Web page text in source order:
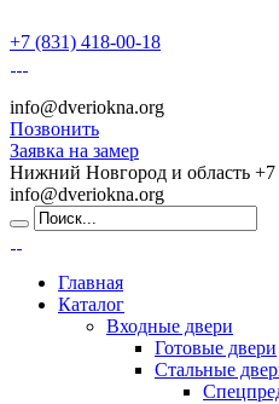
+7 (831) 418-00-18
info@dveriokna.org
Позвонить
Заявка на замер
Нижний Новгород и область +7
info@dveriokna.org
Главная
Каталог
Входные двери
Готовые двери
Стальные